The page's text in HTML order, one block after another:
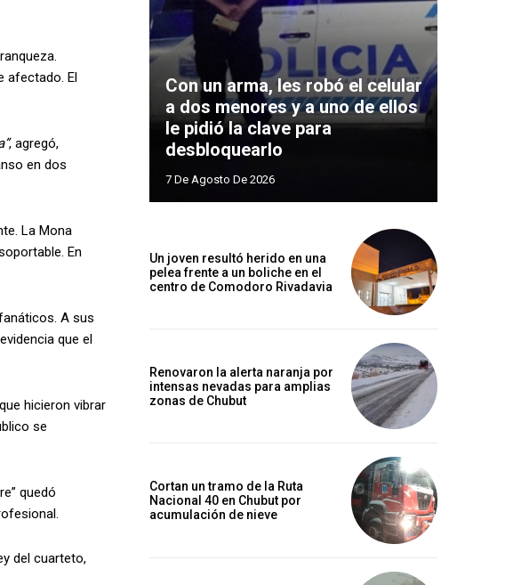
afectado. El
, agregó,
en dos
La Mona
En
A sus
que el
hicieron vibrar
se
quedó
del cuarteto,
Con un arma, les robó el celular
a dos menores y a uno de ellos
le pidió la clave para
desbloquearlo
7 De Agosto De 2026
Un joven resultó herido en una
pelea frente a un boliche en el
centro de Comodoro Rivadavia
Renovaron la alerta naranja por
intensas nevadas para amplias
zonas de Chubut
Cortan un tramo de la Ruta
Nacional 40 en Chubut por
acumulación de nieve